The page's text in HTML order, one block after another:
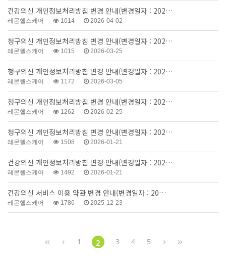
건강의신 개인정보처리방침 변경 안내(변경일자 : 202…
레몬헬스케어 1014 2026-04-02
청구의신 개인정보처리방침 변경 안내(변경일자 : 202…
레몬헬스케어 1015 2026-03-25
청구의신 개인정보처리방침 변경 안내(변경일자 : 202…
레몬헬스케어 1172 2026-03-05
청구의신 개인정보처리방침 변경 안내(변경일자 : 202…
레몬헬스케어 1262 2026-02-25
청구의신 개인정보처리방침 변경 안내(변경일자 : 202…
레몬헬스케어 1508 2026-01-21
건강의신 개인정보처리방침 변경 안내(변경일자 : 202…
레몬헬스케어 1492 2026-01-21
건강의신 서비스 이용 약관 변경 안내(변경일자 : 20…
레몬헬스케어 1786 2025-12-23
1 2 3 4 5